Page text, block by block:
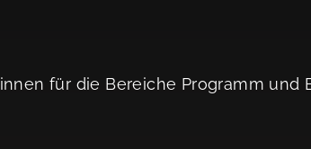
für die Bereiche Programm und